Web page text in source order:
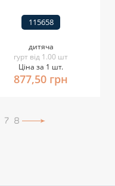
115658
дитяча
гурт від 1.00 шт
Ціна за 1 шт.
877,50 грн
7 8